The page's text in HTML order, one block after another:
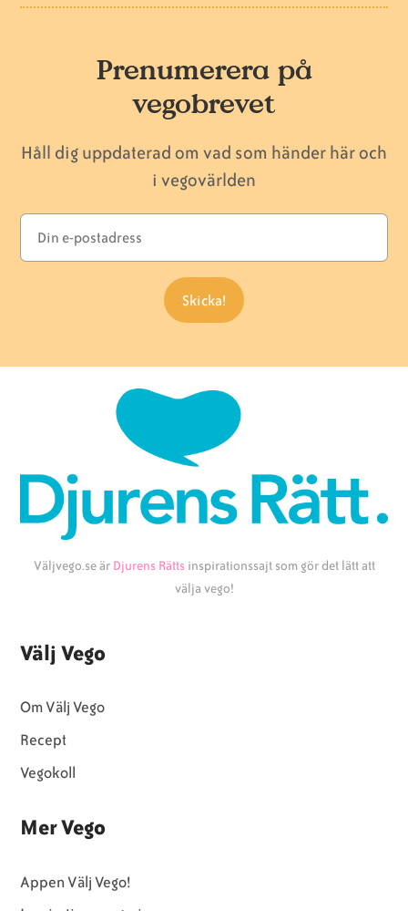
Prenumerera på
vegobrevet
Håll dig uppdaterad om vad som händer här och
i vegovärlden
Väljvego.se är Djurens Rätts inspirationssajt som gör det lätt att
välja vego!
Välj Vego
Om Välj Vego
Recept
Vegokoll
Mer Vego
Appen Välj Vego!